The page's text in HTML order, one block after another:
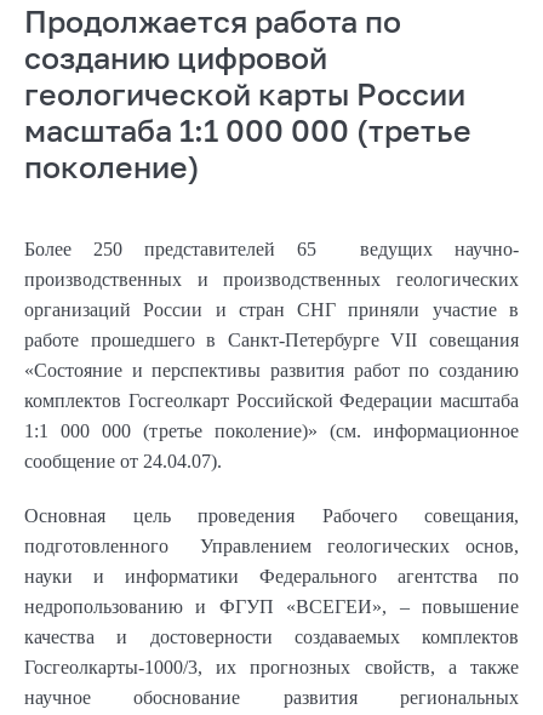
Продолжается работа по
созданию цифровой
геологической карты России
масштаба 1:1 000 000 (третье
поколение)
Более 250 представителей 65 ведущих научно-
производственных и производственных геологических
организаций России и стран СНГ приняли участие в
работе прошедшего в Санкт-Петербурге VII совещания
«Состояние и перспективы развития работ по созданию
комплектов Госгеолкарт Российской Федерации масштаба
1:1 000 000 (третье поколение)» (см. информационное
сообщение от 24.04.07).
Основная цель проведения Рабочего совещания,
подготовленного Управлением геологических основ,
науки и информатики Федерального агентства по
недропользованию и ФГУП «ВСЕГЕИ», – повышение
качества и достоверности создаваемых комплектов
Госгеолкарты-1000/3, их прогнозных свойств, а также
научное обоснование развития региональных